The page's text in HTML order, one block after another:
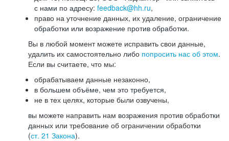
с нами по адресу: feedback@hh.ru,
право на уточнение данных, их удаление, ограничение
обработки или возражение против обработки.
Вы в любой момент можете исправить свои данные,
удалить их самостоятельно либо попросить нас об этом.
Если вы считаете, что мы:
обрабатываем данные незаконно,
в большем объёме, чем это требуется,
не в тех целях, которые были озвучены,
вы можете направить нам возражения против обработки
данных или требование об ограничении обработки
(ст. 21 Закона).